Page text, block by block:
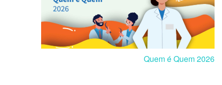
Quem é Quem 2026